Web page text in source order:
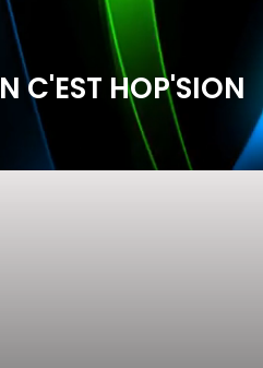
C'EST HOP'SION